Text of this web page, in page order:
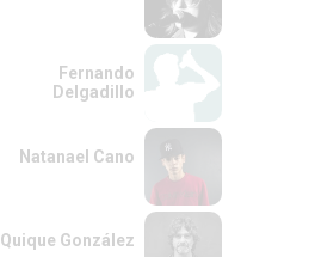
Fernando
Delgadillo
Natanael Cano
Quique González